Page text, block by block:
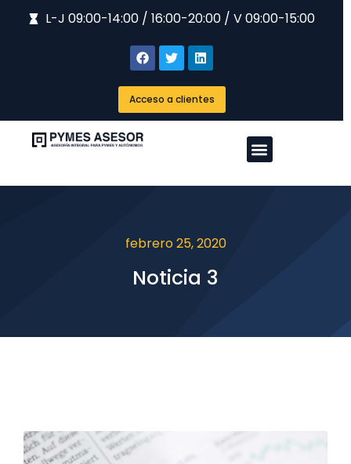
L-J 09:00-14:00 / 16:00-20:00 / V 09:00-15:00
Acceso a clientes
febrero 25, 2020
Noticia 3